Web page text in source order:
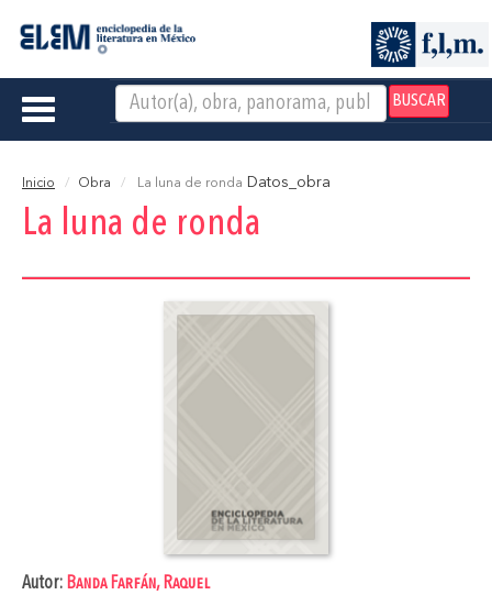
BUSCAR
Toggle
Inicio Obra La luna de ronda Datos_obra
La luna de ronda
Autor: Banda Farfán, Raquel